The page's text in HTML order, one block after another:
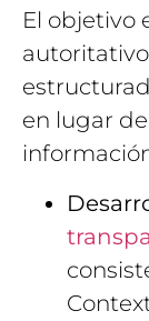
El objetivo
en lugar